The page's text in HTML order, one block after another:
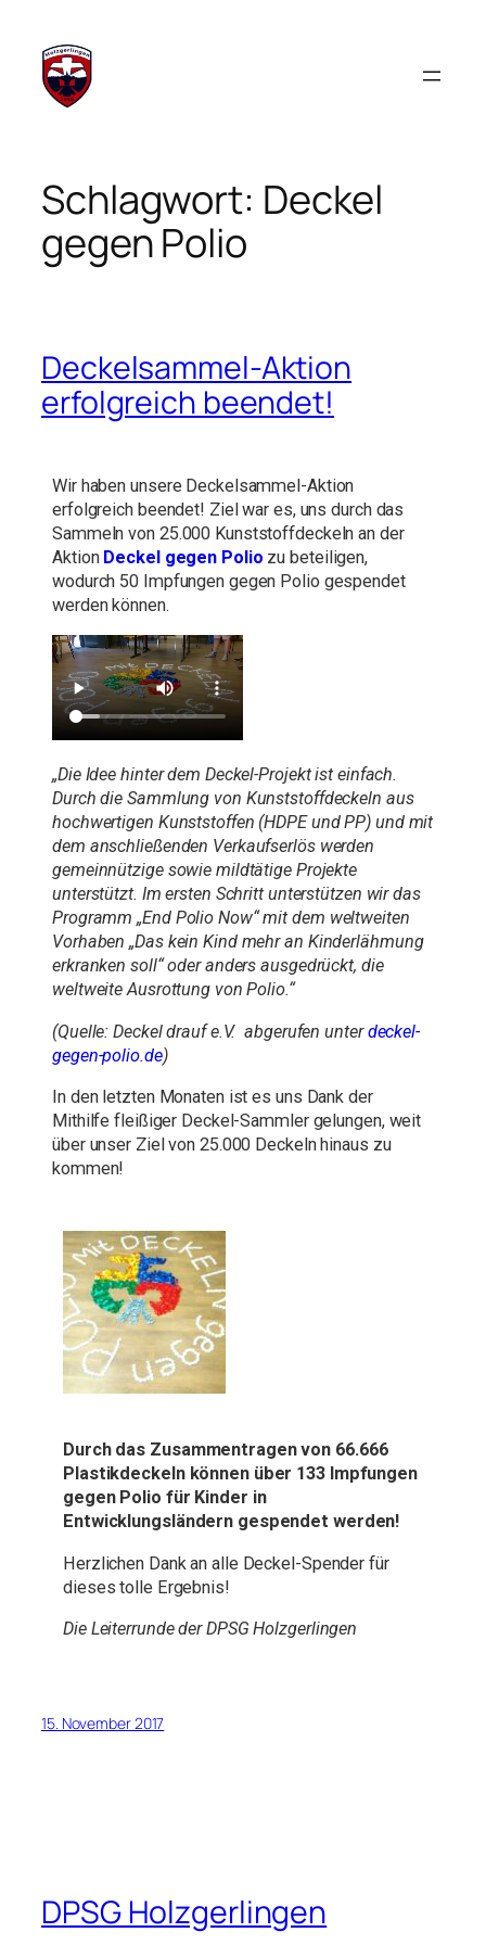
Schlagwort: Deckel
gegen Polio
Deckelsammel-Aktion
erfolgreich beendet!
Wir haben unsere Deckelsammel-Aktion
erfolgreich beendet! Ziel war es, uns durch das
Sammeln von 25.000 Kunststoffdeckeln an der
Aktion Deckel gegen Polio zu beteiligen,
wodurch 50 Impfungen gegen Polio gespendet
werden können.
„Die Idee hinter dem Deckel-Projekt ist einfach.
Durch die Sammlung von Kunststoffdeckeln aus
hochwertigen Kunststoffen (HDPE und PP) und mit
dem anschließenden Verkaufserlös werden
gemeinnützige sowie mildtätige Projekte
unterstützt. Im ersten Schritt unterstützen wir das
Programm „End Polio Now“ mit dem weltweiten
Vorhaben „Das kein Kind mehr an Kinderlähmung
erkranken soll“ oder anders ausgedrückt, die
weltweite Ausrottung von Polio.“
(Quelle: Deckel drauf e.V. abgerufen unter deckel-
gegen-polio.de)
In den letzten Monaten ist es uns Dank der
Mithilfe fleißiger Deckel-Sammler gelungen, weit
über unser Ziel von 25.000 Deckeln hinaus zu
kommen!
Durch das Zusammentragen von 66.666
Plastikdeckeln können über 133 Impfungen
gegen Polio für Kinder in
Entwicklungsländern gespendet werden!
Herzlichen Dank an alle Deckel-Spender für
dieses tolle Ergebnis!
Die Leiterrunde der DPSG Holzgerlingen
15. November 2017
DPSG Holzgerlingen